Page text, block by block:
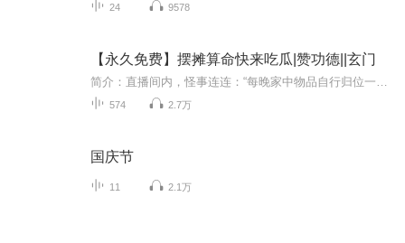
24 9578
【永久免费】摆摊算命快来吃瓜|赞功德||玄门
574 2.7万
国庆节
11 2.1万